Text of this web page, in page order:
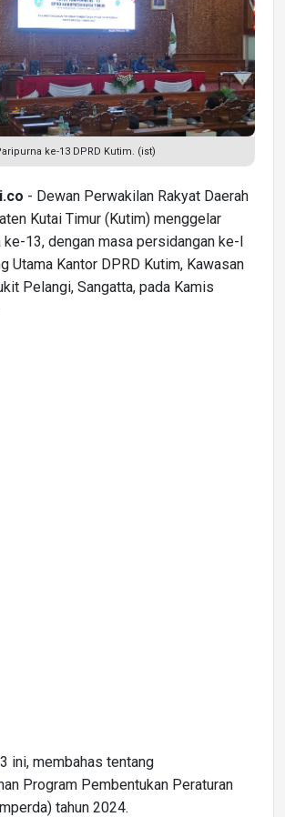
ke-13 DPRD Kutim. (ist)
- Dewan Perwakilan Rakyat Daerah
Kutai Timur (Kutim) menggelar
ke-13, dengan masa persidangan ke-I
Utama Kantor DPRD Kutim, Kawasan
Pelangi, Sangatta, pada Kamis
ini, membahas tentang
Program Pembentukan Peraturan
tahun 2024.